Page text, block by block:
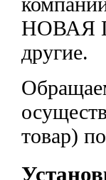
НОВАЯ
другие.
товар)